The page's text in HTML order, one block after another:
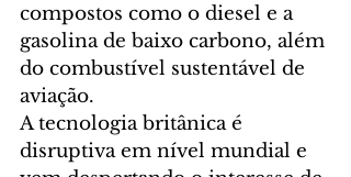
compostos como o diesel e a
gasolina de baixo carbono, além
do combustível sustentável de
aviação.
A tecnologia britânica é
disruptiva em nível mundial e